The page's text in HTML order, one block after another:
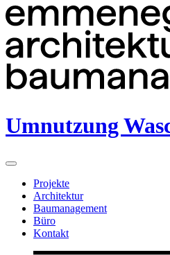
Umnutzung
Projekte
Architektur
Baumanagement
Büro
Kontakt